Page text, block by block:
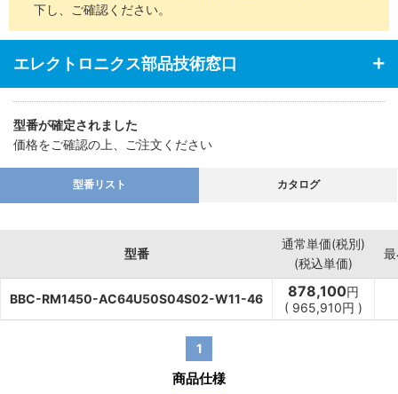
下し、ご確認ください。
エレクトロニクス部品技術窓口
型番が確定されました
価格をご確認の上、ご注文ください
型番リスト カタログ
型番
通常単価(税別)
(税込単価)
BBC-RM1450-AC64U50S04S02-W11-46 878,100円
( 965,910円 )
1
商品仕様